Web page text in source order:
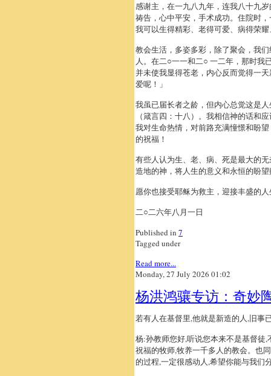
感谢主，在一九八九年，连我八十九
祷告，心中平安，手术成功。住院时
我可以生得精彩、老得可爱、病得荣
教会生活，多姿多彩，除了聚会，我
人。在二○一一和二○ 一二年，那时我
并未使我显得苍老，内心反而觉得一
爱呢！」
我虽已届长者之龄，但内心总觉这是
（箴言四：十八）。我相信神的话和
我对生命热情，对前路充满憧憬和盼
的祝福！
有些人认为生、老、病、死是最大的
造地的神，将人生的意义和永恒的盼
愿你也接受耶稣为救主，迎接丰盛的
二○二六年八月一日
Published in 7
Tagged under
Read more...
Monday, 27 July 2026 01:02
杨洪鸿骧专访：奇妙
若有人在基督里,他就是新造的人,旧事
杨:孙教师您好,听说您本来不是基督徒
祝福的牧师,牧养一千多人的教会。也
的过程,一定很感动人,希望你能与我们